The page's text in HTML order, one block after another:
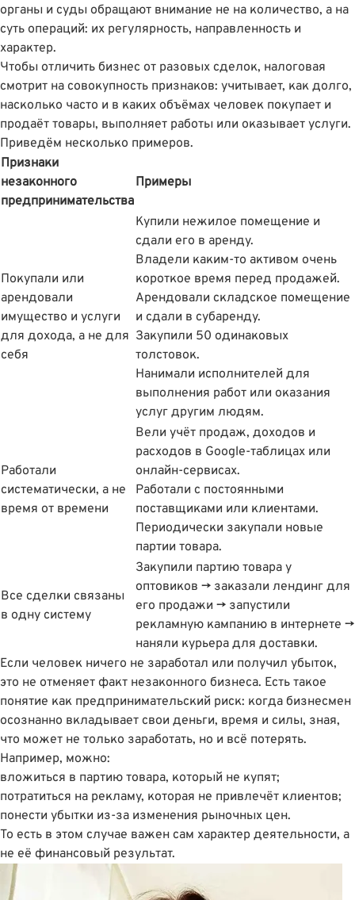
органы и суды обращают внимание не на количество, а на
суть операций: их регулярность, направленность и
характер.
Чтобы отличить бизнес от разовых сделок, налоговая
смотрит на совокупность признаков: учитывает, как долго,
насколько часто и в каких объёмах человек покупает и
продаёт товары, выполняет работы или оказывает услуги.
Приведём несколько примеров.
Признаки
незаконного
предпринимательства
Примеры
Покупали или
арендовали
имущество и услуги
для дохода, а не для
себя
Купили нежилое помещение и
сдали его в аренду.
Владели каким-то активом очень
короткое время перед продажей.
Арендовали складское помещение
и сдали в субаренду.
Закупили 50 одинаковых
толстовок.
Нанимали исполнителей для
выполнения работ или оказания
услуг другим людям.
Работали
систематически, а не
время от времени
Вели учёт продаж, доходов и
расходов в Google-таблицах или
онлайн-сервисах.
Работали с постоянными
поставщиками или клиентами.
Периодически закупали новые
партии товара.
Все сделки связаны
в одну систему
Закупили партию товара у
оптовиков → заказали лендинг для
его продажи → запустили
рекламную кампанию в интернете →
наняли курьера для доставки.
Если человек ничего не заработал или получил убыток,
это не отменяет факт незаконного бизнеса. Есть такое
понятие как предпринимательский риск: когда бизнесмен
осознанно вкладывает свои деньги, время и силы, зная,
что может не только заработать, но и всё потерять.
Например, можно:
вложиться в партию товара, который не купят;
потратиться на рекламу, которая не привлечёт клиентов;
понести убытки из-за изменения рыночных цен.
То есть в этом случае важен сам характер деятельности, а
не её финансовый результат.